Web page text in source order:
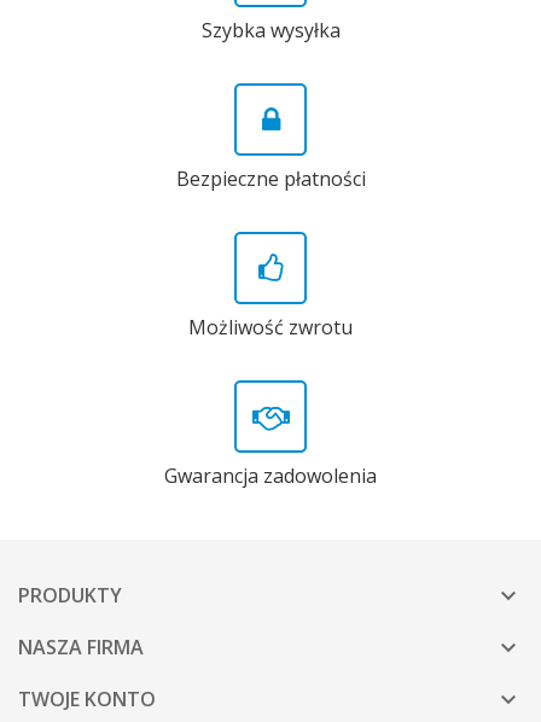
Szybka wysyłka
Bezpieczne płatności
Możliwość zwrotu
Gwarancja zadowolenia
PRODUKTY 
NASZA FIRMA 
TWOJE KONTO 